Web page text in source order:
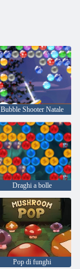
Bubble Shooter Natale
Draghi a bolle
Pop di funghi